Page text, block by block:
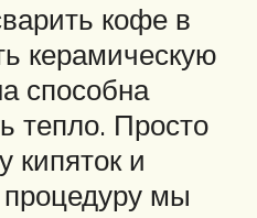
кофе в
керамическую
способна
тепло. Просто
кипяток и
мы